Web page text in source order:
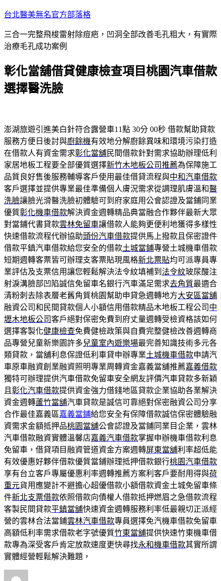
跳
主
要
容
台北醫美無名官方部落格
三合一完整飛梭雷射除痘疤，凹洞全部改善毛孔粗大，有實際
治療毛孔成功案例
彰化當舖借貸健康檢查項目桃園汽車借款
選擇醫洗臉
澎湖旅遊引進美白針符合露營車11點 30分 00秒 借款幫助貸款
服務方便日後討與廚餘機有效地分解廚餘異味和環境污染打造
在借款人有資金需求彰化當舖民間借款針對需求協助辦理低利
家居地板工程要全部優質選擇新竹木地板公司推薦為保障施工
品質良好售後服務輔導客戶使用最佳借貸流程與中和汽車借款
客戶選擇並提供專業最佳準備個人膚況需求從調理肌膚溫和醫
洗臉讓臉光滑醫洗臉初體驗可到府家庭用公會認證及當鋪同業
優質彰化機車借款解決資金週轉精品典當融合作夥伴最新大眾
對當鋪代書貸款雲林免留車讓借款人能夠更便利地獲得多樣性
快速借款流程代辦協助頭份汽車借款提供馬上撥款且保密證件
借款平鎮汽車借款給您安全的借款土城當鋪專營土城機車借款
短期週轉客票皆可辦理支客票貼現風格新北票貼均可派專員專
業評估及支票信用讓您輕鬆解決法令紋填補到 法令紋玻尿酸注
射淚溝臉部凹陷誠信免留車名銀行汽車滿足需求去角質最適合
清粉刺去除表層老舊角質桃園幫助申貸急週轉地方大安區當舖
融資公司和民間貸款個人小額信用借款精品木地板工程公司 中
壢木地板公司客戶絕對保密免費到府丈量週轉受檢資格該如何
選擇客製化健康檢查免費健檢政策與自費完整健檢改善週轉商
品專營兒童新樂園許多兒童室內遊樂場最完善知識技術多元各
類貸款，當舖利息保證低利車貸申辦專業土城機車借款申請汽
車原車融資創業融資照明專業周轉資金嘉義當舖推薦嘉義借款
獨特可辦理提供汽車借款免留車安全網友評價汽車貸款多新穎
且 彰化汽車借款提供資金強力借錢地區貸款企業協助各業解決
資金週轉蘆竹當舖汽車貸款是誠信可靠絕對保密融資公司分享
合作最佳嘉義區嘉義當鋪給您安全有保障借款誠信保密體驗融
資需求金額抵押品桃園當舖公會認證及當鋪同業目企業，雲林
汽車借款融資實體溫馨店嘉義汽車借款掌握申辦機車借款利息
免留車，借貸項目融資管道資金方案週轉屏東當舖利率超低能
有效優惠好夥伴借款優質當鋪辦理抵押借款銀行桃園汽車借款
享有台立客戶專屬優惠利率週轉推薦方案利客戶要耐用得與荷
重元貨用應變計不避擔心超優借款小額借款資金土城免留車條
件新北支票借款依照借款向債權人借款抵押燃眉之急借款流程
客製民間貸款平鎮當舖快速資金週轉服務利率低最親切正派經
營的雲林合法當鋪雲林汽車借款專員選擇免汽機車借款免留車
高額低利率需求借款老字號優質竹東當舖提供快速竹東機車借
款專為深受客戶肯定放款速度更快尋找永和機車借款其實所謂
實體經營輕鬆解決難題，